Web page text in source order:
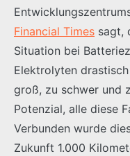
Financial Times sagt,
Situation bei
Elektrolyten
groß, zu schwer und
Potenzial, alle diese
Verbunden wurde
Zukunft 1.000